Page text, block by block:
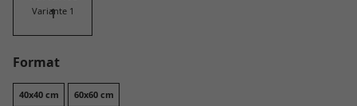
Variante 1
Format
40x40 cm 60x60 cm